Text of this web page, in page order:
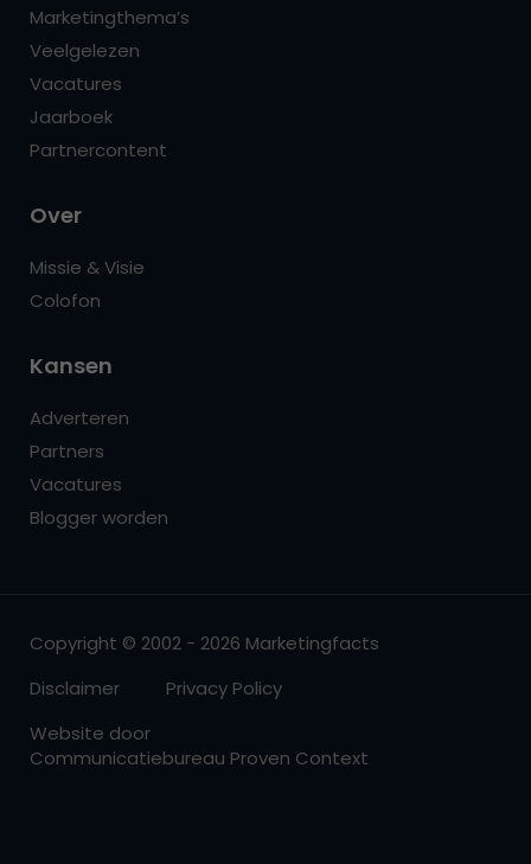
Marketingthema’s
Veelgelezen
Vacatures
Jaarboek
Partnercontent
Over
Missie & Visie
Colofon
Kansen
Adverteren
Partners
Vacatures
Blogger worden
Copyright © 2002 - 2026 Marketingfacts
Disclaimer
Privacy Policy
Website door
Communicatiebureau Proven Context